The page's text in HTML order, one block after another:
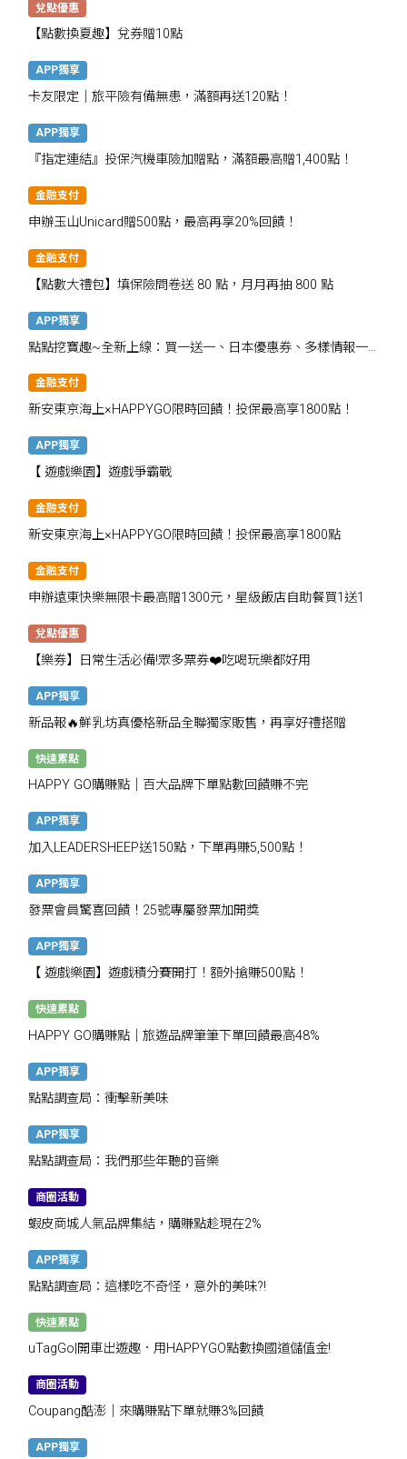
兌點優惠
【點數換夏趣】兌券贈10點
APP獨享
卡友限定│旅平險有備無患，滿額再送120點！
APP獨享
『指定連結』投保汽機車險加贈點，滿額最高贈1,400點！
金融支付
申辦玉山Unicard贈500點，最高再享20%回饋！
金融支付
【點數大禮包】填保險問卷送 80 點，月月再抽 800 點
APP獨享
點點挖寶趣~全新上線：買一送一、日本優惠券、多樣情報一
金融支付
新安東京海上×HAPPYGO限時回饋！投保最高享1800點！
APP獨享
【 遊戲樂園】遊戲爭霸戰
金融支付
新安東京海上×HAPPYGO限時回饋！投保最高享1800點
金融支付
申辦遠東快樂無限卡最高贈1300元，星級飯店自助餐買1送1
兌點優惠
【樂券】日常生活必備!眾多票券❤️吃喝玩樂都好用
APP獨享
新品報🔥鮮乳坊真優格新品全聯獨家販售，再享好禮搭贈
快速累點
HAPPY GO購賺點｜百大品牌下單點數回饋賺不完
APP獨享
加入LEADERSHEEP送150點，下單再賺5,500點！
APP獨享
發票會員驚喜回饋！25號專屬發票加開獎
APP獨享
【 遊戲樂園】遊戲積分賽開打！額外搶賺500點！
快速累點
HAPPY GO購賺點｜旅遊品牌筆筆下單回饋最高48%
APP獨享
點點調查局：衝擊新美味
APP獨享
點點調查局：我們那些年聽的音樂
商圈活動
蝦皮商城人氣品牌集結，購賺點趁現在2%
APP獨享
點點調查局：這樣吃不奇怪，意外的美味?!
快速累點
uTagGo|開車出遊趣．用HAPPYGO點數換國道儲值金!
商圈活動
Coupang酷澎｜來購賺點下單就賺3%回饋
APP獨享